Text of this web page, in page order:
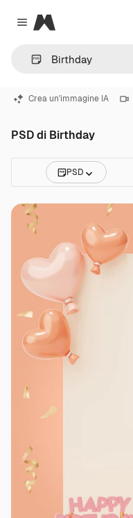
Close menu
Magnific
Crea un'immagine IA
PSD di Birthday
PSD